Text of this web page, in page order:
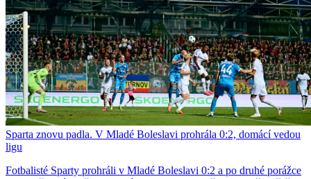
Sparta znovu padla. V Mladé Boleslavi prohrála 0:2, domácí vedou
ligu
Fotbalisté Sparty prohráli v Mladé Boleslavi 0:2 a po druhé porážce